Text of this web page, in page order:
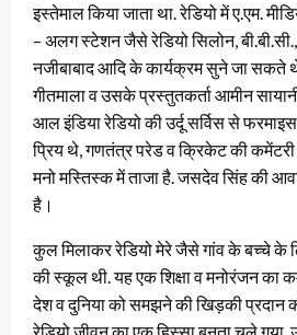
इस्तेमाल किया जाता था. रेडियो में ए.एम.
– अलग स्टेशन जैसे रेडियो सिलोन,
नजीबाबाद आदि के कार्यक्रम सुने जा सकते
गीतमाला व उसके प्रस्तुतकर्ता आमीन
आल इंडिया रेडियो की उर्दू सर्विस से
प्रिय थे, गणतंत्र परेड व क्रिकेट की
मनो मस्तिस्क में ताजा है. जसदेव सिंह की
है।
कुल मिलाकर रेडियो मेरे जैसे गांव के बच्चे के
की स्कूल थी. यह एक शिक्षा व मनोरंजन का
देश व दुनिया को समझने की खिड़की
रेडियो जीवन का एक हिस्सा बनता चले गया.